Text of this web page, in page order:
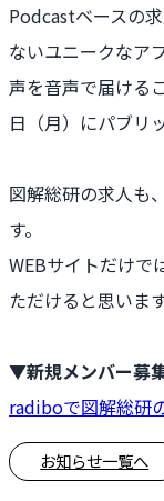
Podcastベースの
ないユニークなア
声を音声で届ける
日（月）にパブリ
図解総研の求人も
す。
WEBサイトだけで
ただけると思いま
▼新規メンバー募
radiboで図解総研
お知らせ一覧へ